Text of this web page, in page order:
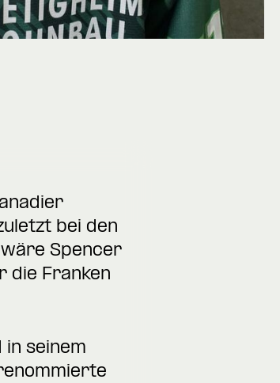
bei den
Spencer
die Franken
seinem